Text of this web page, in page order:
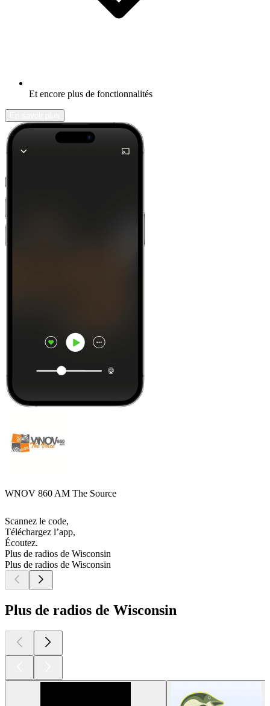
Et encore plus de fonctionnalités
WNOV 860 AM The Source
Scannez le code,
Téléchargez l’app,
Écoutez.
Plus de radios de Wisconsin
Plus de radios de Wisconsin
Plus de radios de Wisconsin